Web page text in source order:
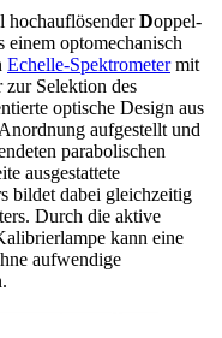
hochauflösenderDoppel-
einem optomechanisch
Echelle-Spektrometermit
zur Selektion des
optische Design aus
aufgestellt und
parabolischen
ausgestattete
bildet dabei gleichzeitig
Durch die aktive
kann eine
aufwendige